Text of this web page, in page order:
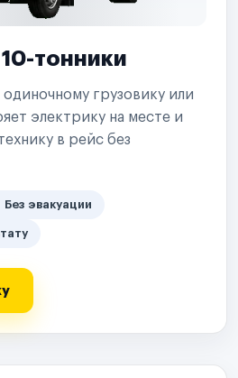
тонники
грузовику или
электрику на месте и
в рейс без
Без эвакуации